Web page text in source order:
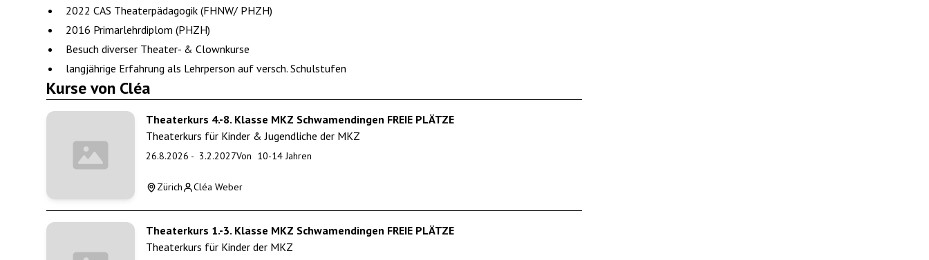
2022 CAS Theaterpädagogik (FHNW/ PHZH)
2016 Primarlehrdiplom (PHZH)
Besuch diverser Theater- & Clownkurse
langjährige Erfahrung als Lehrperson auf versch. Schulstufen
Kurse von Cléa
Theaterkurs 4.-8. Klasse MKZ Schwamendingen FREIE PLÄTZE
Theaterkurs für Kinder & Jugendliche der MKZ
26.8.2026 - 3.2.2027Von 10-14Jahren
Zürich Cléa Weber
Theaterkurs 1.-3. Klasse MKZ Schwamendingen FREIE PLÄTZE
Theaterkurs für Kinder der MKZ